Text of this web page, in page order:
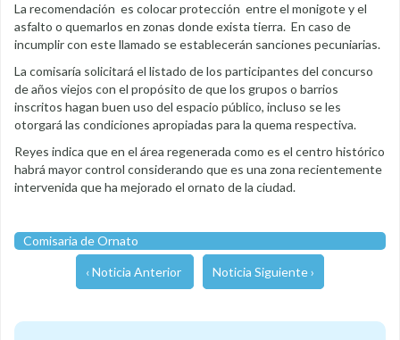
La recomendación es colocar protección entre el monigote y el
asfalto o quemarlos en zonas donde exista tierra. En caso de
incumplir con este llamado se establecerán sanciones pecuniarias.
La comisaría solicitará el listado de los participantes del concurso
de años viejos con el propósito de que los grupos o barrios
inscritos hagan buen uso del espacio público, incluso se les
otorgará las condiciones apropiadas para la quema respectiva.
Reyes indica que en el área regenerada como es el centro histórico
habrá mayor control considerando que es una zona recientemente
intervenida que ha mejorado el ornato de la ciudad.
Comisaria de Ornato
‹ Noticia Anterior Noticia Siguiente ›